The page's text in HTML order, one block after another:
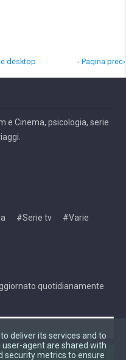
- Pagina prec›
desktop
e Cinema, psicologia, serie
#Serie tv
#Varie
quotidianamente
deliver its services and to
agent are shared with
security metrics to ensure